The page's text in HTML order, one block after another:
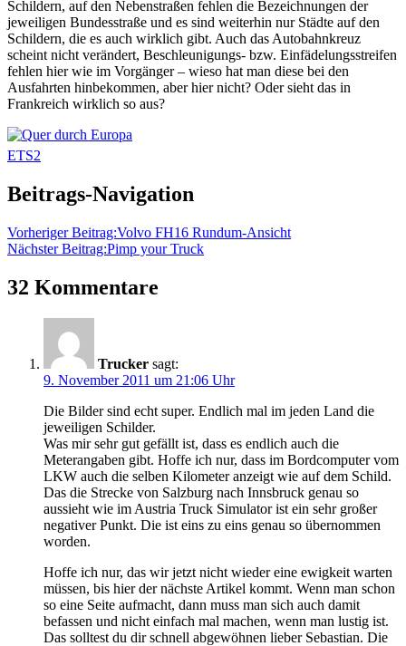
Schildern, auf den Nebenstraßen fehlen die Bezeichnungen der
jeweiligen Bundesstraße und es sind weiterhin nur Städte auf den
Schildern, die es auch wirklich gibt. Auch das Autobahnkreuz
scheint nicht verändert, Beschleunigungs- bzw. Einfädelungsstreifen
fehlen hier wie im Vorgänger – wieso hat man diese bei den
Ausfahrten hinbekommen, aber hier nicht? Oder sieht das in
Frankreich wirklich so aus?
ETS2
Beitrags-Navigation
Vorheriger Beitrag:Volvo FH16 Rundum-Ansicht
Nächster Beitrag:Pimp your Truck
32 Kommentare
Trucker sagt:
9. November 2011 um 21:06 Uhr
Die Bilder sind echt super. Endlich mal im jeden Land die
jeweiligen Schilder.
Was mir sehr gut gefällt ist, dass es endlich auch die
Meterangaben gibt. Hoffe ich nur, dass im Bordcomputer vom
LKW auch die selben Kilometer anzeigt wie auf dem Schild.
Das die Strecke von Salzburg nach Innsbruck genau so
aussieht wie im Austria Truck Simulator ist ein sehr großer
negativer Punkt. Die ist eins zu eins genau so übernommen
worden.
Hoffe ich nur, das wir jetzt nicht wieder eine ewigkeit warten
müssen, bis hier der nächste Artikel kommt. Wenn man schon
so eine Seite aufmacht, dann muss man sich auch damit
befassen und nicht einfach mal machen, wenn man lustig ist.
Das solltest du dir schnell abgewöhnen lieber Sebastian. Die